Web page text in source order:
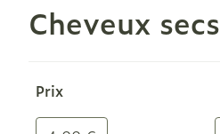
Cheveux secs
Prix